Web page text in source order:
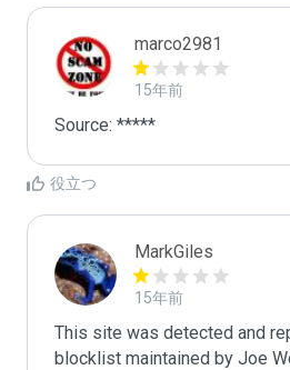
marco2981
15年前
Source: *****
役立つ
MarkGiles
15年前
This site was detected and
blocklist maintained by Joe